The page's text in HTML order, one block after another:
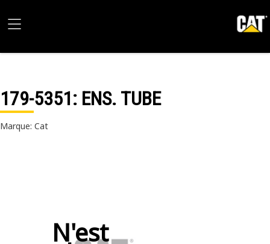
179-5351: ENS. TUBE
Marque: Cat
N'est